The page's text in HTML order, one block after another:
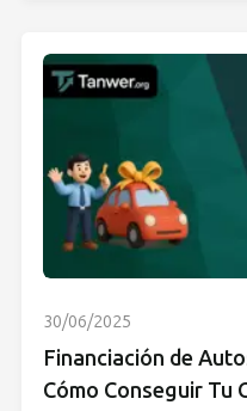
30/06/2025
Financiación de
Cómo Conseguir Tu